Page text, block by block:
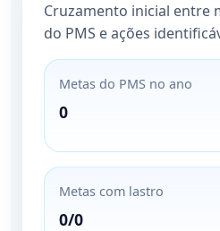
Cruzamento inicial entre
do PMS e ações
Metas do PMS no ano
0
Metas com lastro
0/0